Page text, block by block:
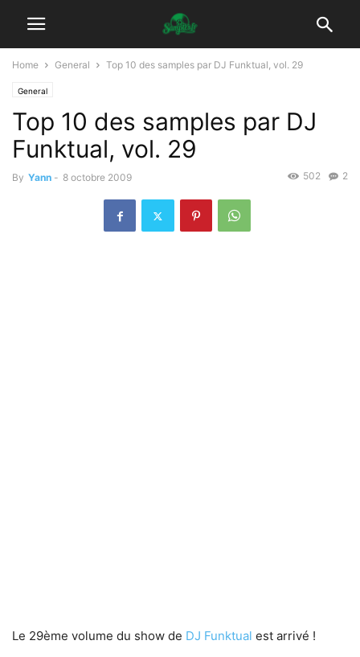
Home General Top 10 des samples par DJ Funktual, vol. 29
General
Top 10 des samples par DJ
Funktual, vol. 29
By Yann - 8 octobre 2009 2
502
Le 29ème volume du show de DJ Funktual est arrivé !